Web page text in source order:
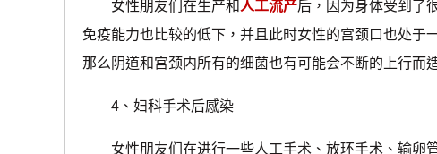
女性朋友们在生产和人工流产后，因为身体受到了
免疫能力也比较的低下，并且此时女性的宫颈口也处于
那么阴道和宫颈内所有的细菌也有可能会不断的上行而
4、妇科手术后感染
女性朋友们在进行一些人工手术、放环手术、输卵